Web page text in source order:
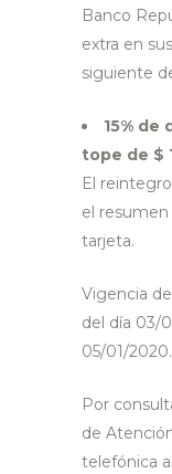
Banco
extra en
siguiente
15%
tope de $
El
el
tarjeta.
Vigencia
del día 03/
05/01/2020.
Por
de
telefónica